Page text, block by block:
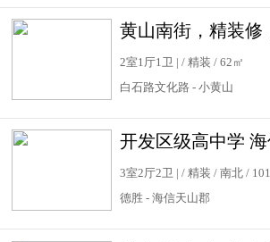
2室1厅1卫 | / 精装 / 62㎡
白石路文化路 - 小黄山
3室2厅2卫 | / 精装 / 南北 /
德胜 - 海信天山郡